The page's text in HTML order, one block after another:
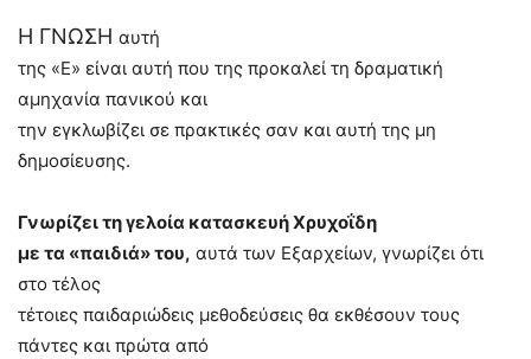
Η ΓΝΩΣΗ αυτή
της «Ε» είναι αυτή που της προκαλεί τη δραματική
αμηχανία πανικού και
την εγκλωβίζει σε πρακτικές σαν και αυτή της μη
δημοσίευσης.
Γνωρίζει τη γελοία κατασκευή Χρυχοΐδη
με τα «παιδιά» του, αυτά των Εξαρχείων, γνωρίζει ότι
στο τέλος
τέτοιες παιδαριώδεις μεθοδεύσεις θα εκθέσουν τους
πάντες και πρώτα από